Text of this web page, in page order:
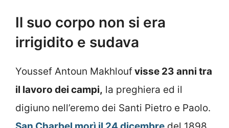
Il suo corpo non si era
irrigidito e sudava
Youssef Antoun Makhloufvisse 23 anni tra
il lavoro dei campi, la preghiera ed il
digiuno nell’eremo dei Santi Pietro e Paolo.